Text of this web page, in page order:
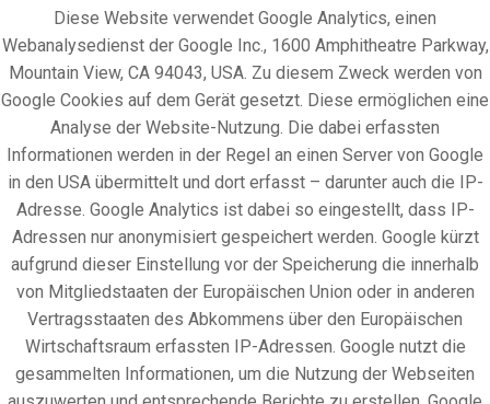
Diese Website verwendet Google Analytics, einen
Webanalysedienst der Google Inc., 1600 Amphitheatre Parkway,
Mountain View, CA 94043, USA. Zu diesem Zweck werden von
Google Cookies auf dem Gerät gesetzt. Diese ermöglichen eine
Analyse der Website-Nutzung. Die dabei erfassten
Informationen werden in der Regel an einen Server von Google
in den USA übermittelt und dort erfasst – darunter auch die IP-
Adresse. Google Analytics ist dabei so eingestellt, dass IP-
Adressen nur anonymisiert gespeichert werden. Google kürzt
aufgrund dieser Einstellung vor der Speicherung die innerhalb
von Mitgliedstaaten der Europäischen Union oder in anderen
Vertragsstaaten des Abkommens über den Europäischen
Wirtschaftsraum erfassten IP-Adressen. Google nutzt die
gesammelten Informationen, um die Nutzung der Webseiten